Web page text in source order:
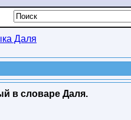
Даля
в словаре Даля.